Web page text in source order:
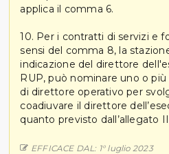
applica il comma 6.
10. Per i contratti di servizi e
sensi del comma 8, la
indicazione del direttore
RUP, può nominare uno o
di direttore operativo per
coadiuvare il direttore
quanto previsto dall’allegato
EFFICACE DAL: 1° luglio 2023